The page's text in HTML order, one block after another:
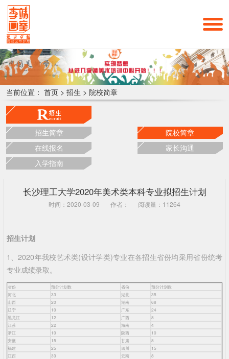
当前位置： 首页 > 招生 > 院校简章
招生简章
院校简章
在线报名
家长沟通
入学指南
长沙理工大学2020年美术类本科专业拟招生计划
时间：2020-03-09 作者： 阅读量：11264
招生计划
1、2020年我校艺术类(设计学类)专业在各招生省份均采用省份统考
专业成绩录取。
省份 预分计划数 省份
预分计划数
河北
33 湖北
35
山西
20 湖南
68
辽宁
10 广东
24
黑龙江
12 广西
8
江苏
22 海南
4
浙江
10 陕西
10
安徽
15 甘肃
8
福建
25 四川
15
江西
30 云南
8